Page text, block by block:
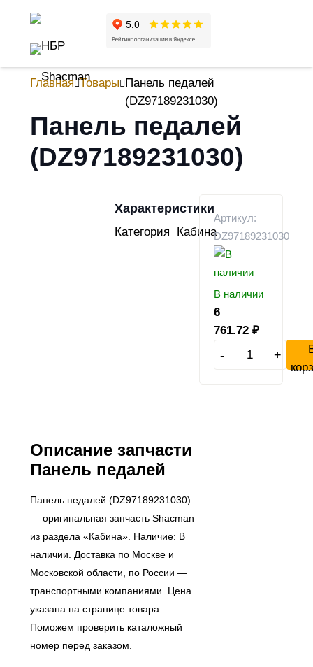
Главная Товары Панель педалей
(DZ97189231030)
Панель педалей
(DZ97189231030)
Характеристики
Категория Кабина
Артикул:
DZ97189231030
В наличии
6
761.72 ₽
- +
Описание запчасти
Панель педалей
Панель педалей (DZ97189231030)
— оригинальная запчасть Shacman
из раздела «Кабина». Наличие: В
наличии. Доставка по Москве и
Московской области, по России —
транспортными компаниями. Цена
указана на странице товара.
Поможем проверить каталожный
номер перед заказом.